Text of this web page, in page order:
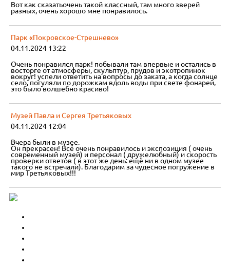
Вот как сказатьочень такой классный, там много зверей
разных, очень хорошо мне понравилось.
Парк «Покровское-Стрешнево»
04.11.2024 13:22
Очень понравился парк! побывали там впервые и остались в
восторге от атмосферы, скульптур, прудов и экотропинок
вокруг! успели ответить на вопросы до заката, а когда солнце
село, погуляли по дорожкам вдоль воды при свете фонарей,
это было волшебно красиво!
Музей Павла и Сергея Третьяковых
04.11.2024 12:04
Вчера были в музее.
Он прекрасен! Всё очень понравилось и экспозиция ( очень
современный музей) и персонал ( дружелюбный) и скорость
проверки ответов ( в этот же день: ещё ни в одном музее
такого не встречали). Благодарим за чудесное погружение в
мир Третьяковых!!!